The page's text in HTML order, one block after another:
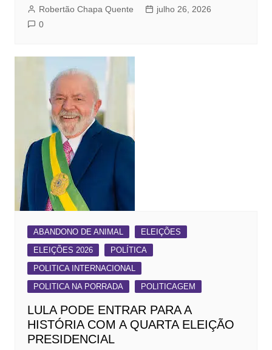
Robertão Chapa Quente
julho 26, 2026
0
ABANDONO DE ANIMAL
ELEIÇÕES
ELEIÇÕES 2026
POLÍTICA
POLITICA INTERNACIONAL
POLITICA NA PORRADA
POLITICAGEM
LULA PODE ENTRAR PARA A
HISTÓRIA COM A QUARTA ELEIÇÃO
PRESIDENCIAL